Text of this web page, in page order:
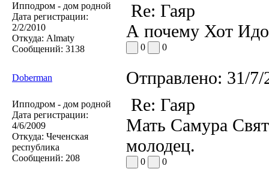
Ипподром - дом родной
Дата регистрации:
2/2/2010
Откуда: Almaty
Сообщений: 3138
Re: Гаяр
А почему Хот
0 0
Doberman Отправлено: 31/
Ипподром - дом родной
Дата регистрации:
4/6/2009
Откуда: Чеченская
республика
Сообщений: 208
Re: Гаяр
Мать Самура
молодец.
0 0